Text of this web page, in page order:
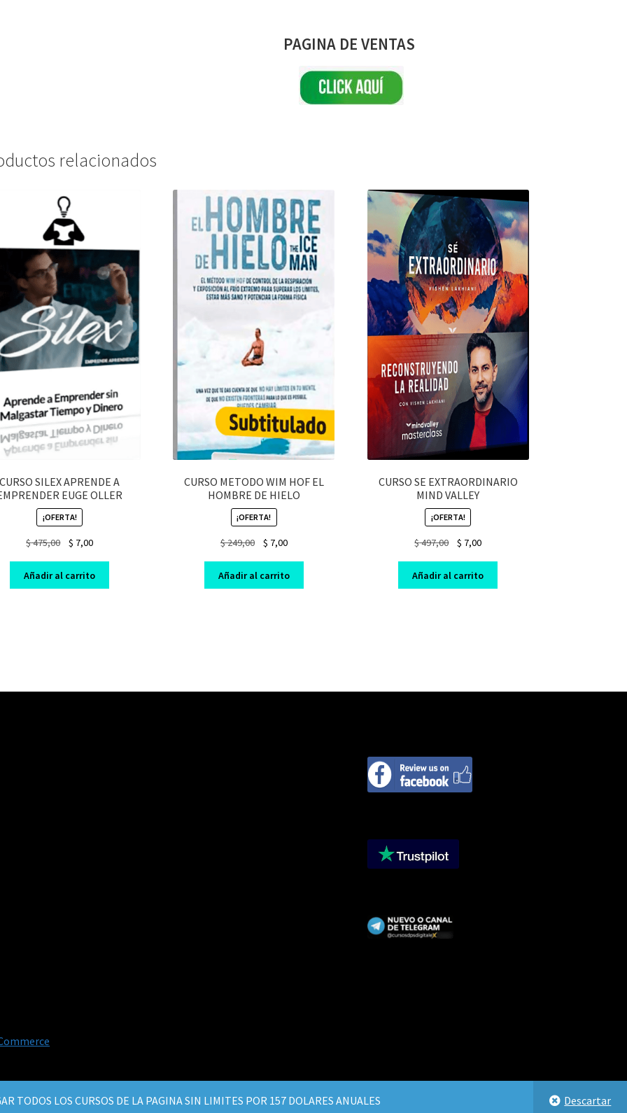
TODOS LOS CURSOS DE LA PAGINA SIN LIMITES POR 157 DOLARES ANUALES Descartar
PAGINA DE VENTAS
relacionados
CURSO SILEX APRENDE A
EUGE OLLER
¡OFERTA!
$475,00
Original
was:
$ 475,00.
$ 7,00Current
is:
$ 7,00.
Añadir al carrito
CURSO METODO WIM HOF EL
HOMBRE DE HIELO
¡OFERTA!
$249,00
Original
was:
$ 249,00.
$ 7,00Current
is:
$ 7,00.
Añadir al carrito
CURSO SE EXTRAORDINARIO
MIND VALLEY
¡OFERTA!
$497,00
Original
was:
$ 497,00.
$ 7,00Current
is:
$ 7,00.
Añadir al carrito